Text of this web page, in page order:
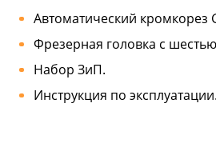
Автоматический кромкорез
Фрезерная головка с
Набор ЗиП.
Инструкция по эксплуатации.